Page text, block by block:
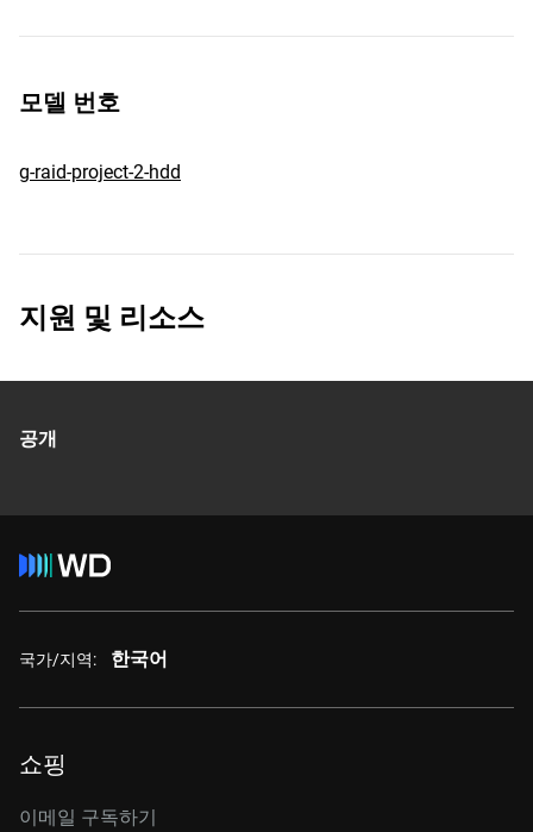
모델 번호
g-raid-project-2-hdd
지원 및 리소스
공개
국가/지역: 한국어
쇼핑
이메일 구독하기